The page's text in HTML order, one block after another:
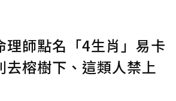
確認送出
理師點名「4生肖」易卡
去榕樹下、這類人禁上